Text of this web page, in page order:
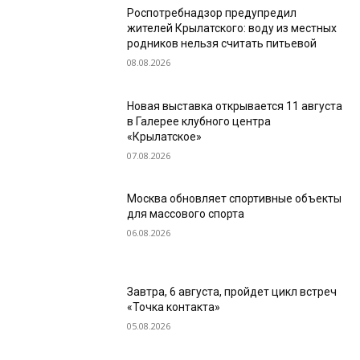
Роспотребнадзор предупредил
жителей Крылатского: воду из местных
родников нельзя считать питьевой
08.08.2026
Новая выставка открывается 11 августа
в Галерее клубного центра
«Крылатское»
07.08.2026
Москва обновляет спортивные объекты
для массового спорта
06.08.2026
Завтра, 6 августа, пройдет цикл встреч
«Точка контакта»
05.08.2026